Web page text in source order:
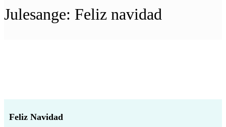
Julesange: Feliz navidad
Feliz Navidad